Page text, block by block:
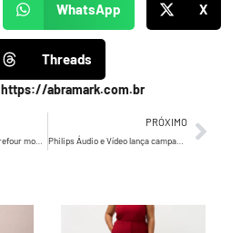
WhatsApp X
Threads
https://abramark.com.br
PRÓXIMO
Philips Áudio e Vídeo lança campanha contra o TVédio